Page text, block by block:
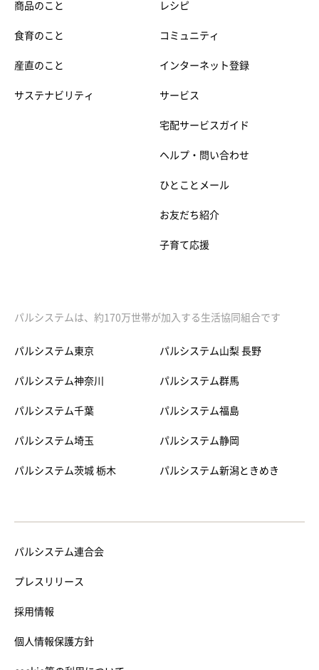
商品のこと
食育のこと
産直のこと
サステナビリティ
レシピ
コミュニティ
インターネット登録
サービス
宅配サービスガイド
ヘルプ・問い合わせ
ひとことメール
お友だち紹介
子育て応援
パルシステムは、約170万世帯が加入する生活協同組合です
パルシステム東京
パルシステム神奈川
パルシステム千葉
パルシステム埼玉
パルシステム茨城 栃木
パルシステム山梨 長野
パルシステム群馬
パルシステム福島
パルシステム静岡
パルシステム新潟ときめき
パルシステム連合会
プレスリリース
採用情報
個人情報保護方針